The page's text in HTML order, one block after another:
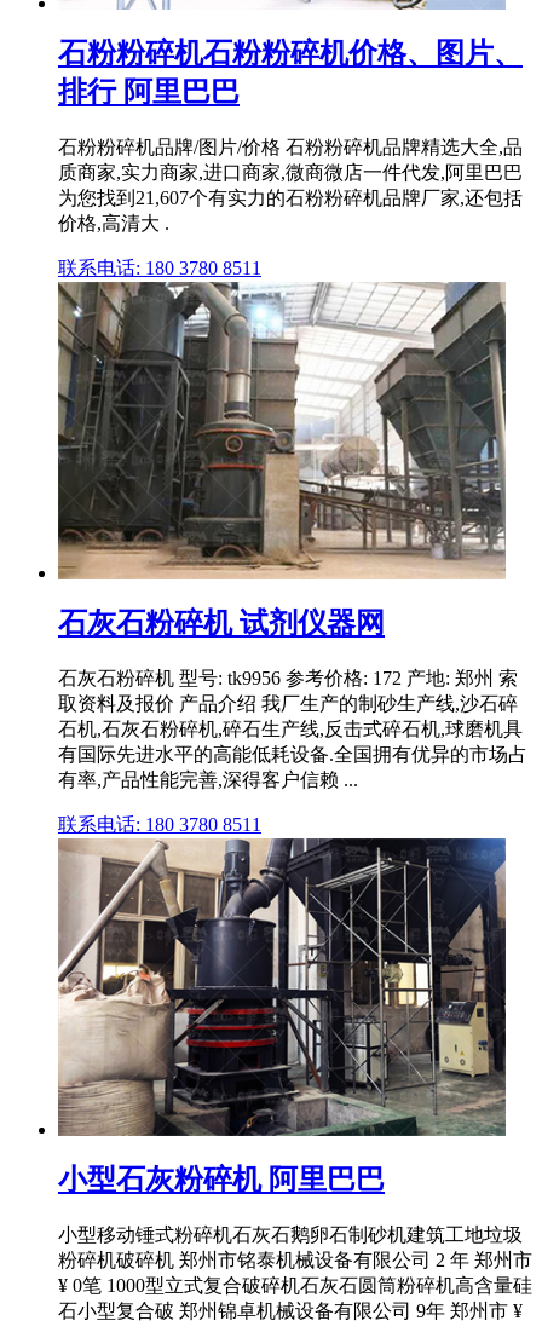
石粉粉碎机石粉粉碎机价格、图片、
排行 阿里巴巴
石粉粉碎机品牌/图片/价格 石粉粉碎机品牌精选大全,品
质商家,实力商家,进口商家,微商微店一件代发,阿里巴巴
为您找到21,607个有实力的石粉粉碎机品牌厂家,还包括
价格,高清大 .
联系电话: 180 3780 8511
石灰石粉碎机 试剂仪器网
石灰石粉碎机 型号: tk9956 参考价格: 172 产地: 郑州 索
取资料及报价 产品介绍 我厂生产的制砂生产线,沙石碎
石机,石灰石粉碎机,碎石生产线,反击式碎石机,球磨机具
有国际先进水平的高能低耗设备.全国拥有优异的市场占
有率,产品性能完善,深得客户信赖 ...
联系电话: 180 3780 8511
小型石灰粉碎机 阿里巴巴
小型移动锤式粉碎机石灰石鹅卵石制砂机建筑工地垃圾
粉碎机破碎机 郑州市铭泰机械设备有限公司 2 年 郑州市
¥ 0笔 1000型立式复合破碎机石灰石圆筒粉碎机高含量硅
石小型复合破 郑州锦卓机械设备有限公司 9年 郑州市 ¥